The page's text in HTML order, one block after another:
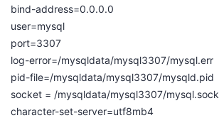
bind-address=0.0.0.0
user=mysql
port=3307
log-error=/mysqldata/mysql3307/mysql.err
pid-file=/mysqldata/mysql3307/mysqld.pid
socket = /mysqldata/mysql3307/mysql.sock
character-set-server=utf8mb4